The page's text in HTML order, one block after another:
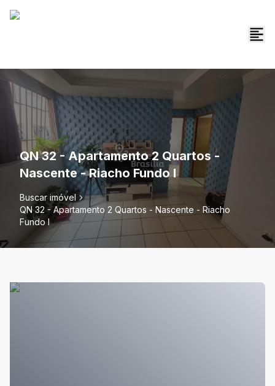
QN 32 - Apartamento 2 Quartos -
Nascente - Riacho Fundo I
Buscar imóvel
QN 32 - Apartamento 2 Quartos - Nascente - Riacho
Fundo I